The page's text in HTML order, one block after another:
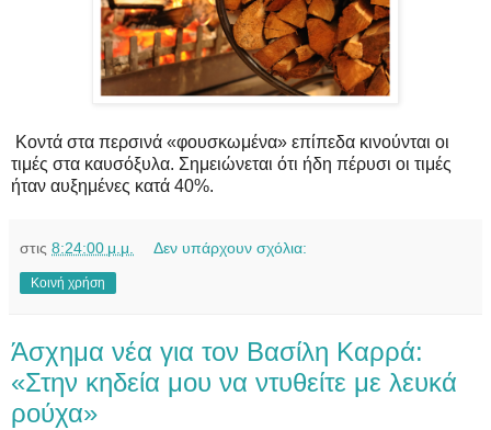
Κοντά στα περσινά «φουσκωμένα» επίπεδα κινούνται οι
τιμές στα καυσόξυλα. Σημειώνεται ότι ήδη πέρυσι οι τιμές
ήταν αυξημένες κατά 40%.
στις 8:24:00 μ.μ. Δεν υπάρχουν σχόλια:
Κοινή χρήση
Άσχημα νέα για τον Βασίλη Καρρά:
«Στην κηδεία μου να ντυθείτε με λευκά
ρούχα»